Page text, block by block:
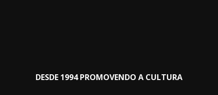
DESDE 1994 PROMOVENDO A CULTURA